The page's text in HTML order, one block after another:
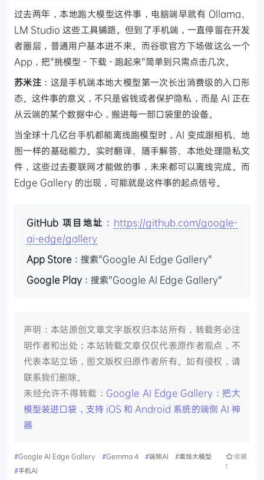
过去两年，本地跑大模型这件事，电脑端早就有 Ollama、
LM Studio 这些工具铺路。但到了手机端，一直停留在开发
者圈层，普通用户基本进不来。而谷歌官方下场做这么一个
App，把"挑模型 - 下载 - 跑起来"简单到只需点击几次。
苏米注 ：这是手机端本地大模型第一次长出消费级的入口形
态。这件事的意义，不只是省钱或者保护隐私，而是 AI 正在
从云端的某个数据中心，搬进每一部口袋里的设备。
当全球十几亿台手机都能离线跑模型时，AI 变成跟相机、地
图一样的基础能力。实时翻译、随手解答、本地处理隐私文
件，这些过去要联网才能做的事，未来都可以离线完成。而
Edge Gallery 的出现，可能就是这件事的起点信号。
GitHub 项目地址 ： https://github.com/google-
ai-edge/gallery
App Store ：搜索"Google AI Edge Gallery"
Google Play ：搜索"Google AI Edge Gallery"
声明：本站原创文章文字版权归本站所有，转载务必注
明作者和出处；本站转载文章仅仅代表原作者观点，不
代表本站立场，图文版权归原作者所有。如有侵权，请
联系我们删除。
未经允许不得转载： Google AI Edge Gallery：把大
模型装进口袋，支持 iOS 和 Android 系统的端侧 AI 神
器
#Google AI Edge Gallery #Gemma 4 #端侧AI #离线大模型
#手机AI
收藏
1